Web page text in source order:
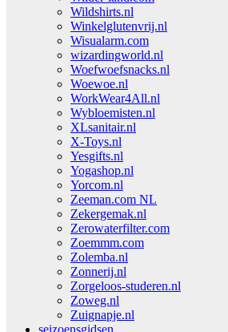
Wildshirts.nl
Winkelglutenvrij.nl
Wisualarm.com
wizardingworld.nl
Woefwoefsnacks.nl
Woewoe.nl
WorkWear4All.nl
Wybloemisten.nl
XLsanitair.nl
X-Toys.nl
Yesgifts.nl
Yogashop.nl
Yorcom.nl
Zeeman.com NL
Zekergemak.nl
Zerowaterfilter.com
Zoemmm.com
Zolemba.nl
Zonnerij.nl
Zorgeloos-studeren.nl
Zoweg.nl
Zuignapje.nl
seizoensgidsen